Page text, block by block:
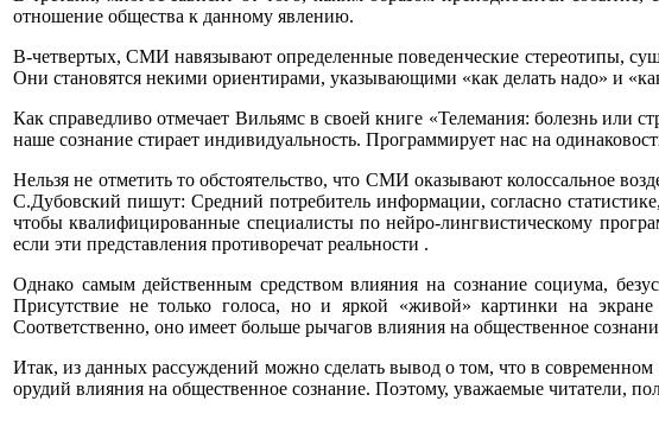
отношение общества к данному явлению.
В-четвертых, СМИ навязывают определенные поведенческие стереотипы,
Они становятся некими ориентирами, указывающими «как делать надо» и
Как справедливо отмечает Вильямс в своей книге «Телемания: болезнь
наше сознание стирает индивидуальность. Программирует нас на
Нельзя не отметить то обстоятельство, что СМИ оказывают колоссальное
С.Дубовский пишут: Средний потребитель информации, согласно
чтобы квалифицированные специалисты по нейро-лингвистическому
если эти представления противоречат реальности .
Однако самым действенным средством влияния на сознание социума,
Присутствие не только голоса, но и яркой «живой» картинки на
Соответственно, оно имеет больше рычагов влияния на общественное
Итак, из данных рассуждений можно сделать вывод о том, что в
орудий влияния на общественное сознание. Поэтому, уважаемые читатели,